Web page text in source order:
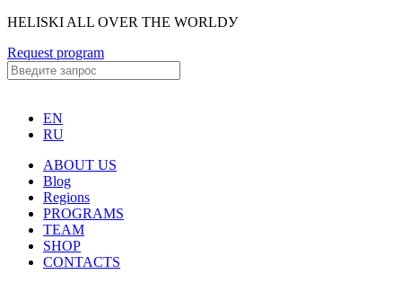
HELISKI ALL OVER THE WORLDУ
Request program
EN
RU
ABOUT US
Blog
Regions
PROGRAMS
TEAM
SHOP
CONTACTS